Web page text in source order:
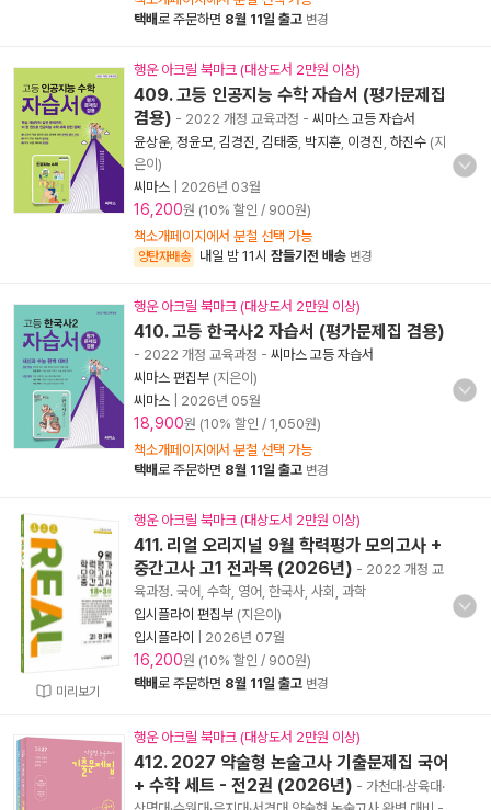
택배로 주문하면 8월 11일 출고 변경
행운 아크릴 북마크 (대상도서 2만원 이상)
409. 고등 인공지능 수학 자습서 (평가문제집
겸용) - 2022 개정 교육과정 - 씨마스 고등 자습서
윤상운, 정윤모 김경진 김태중 박지훈 이경진 하진수 (지
은이)
씨마스
2026년 03월
16,200원 (10% 할인 / 900원)
책소개페이지에서 분철 선택 가능
양탄자배송 내일 밤 11시 잠들기전 배송 변경
행운 아크릴 북마크 (대상도서 2만원 이상)
410. 고등 한국사2 자습서 (평가문제집 겸용)
- 2022 개정 교육과정 - 씨마스 고등 자습서
씨마스 편집부 (지은이)
씨마스
2026년 05월
18,900원 (10% 할인 / 1,050원)
책소개페이지에서 분철 선택 가능
택배로 주문하면 8월 11일 출고 변경
미리보기
행운 아크릴 북마크 (대상도서 2만원 이상)
411. 리얼 오리지널 9월 학력평가 모의고사 +
중간고사 고1 전과목 (2026년) - 2022 개정 교
육과정. 국어, 수학, 영어, 한국사, 사회, 과학
입시플라이 편집부 (지은이)
입시플라이
2026년 07월
16,200원 (10% 할인 / 900원)
택배로 주문하면 8월 11일 출고 변경
행운 아크릴 북마크 (대상도서 2만원 이상)
412. 2027 약술형 논술고사 기출문제집 국어
+ 수학 세트 - 전2권 (2026년) - 가천대·삼육대·